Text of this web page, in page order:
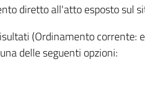
diretto all'atto esposto sul
(Ordinamento corrente:
delle seguenti opzioni: